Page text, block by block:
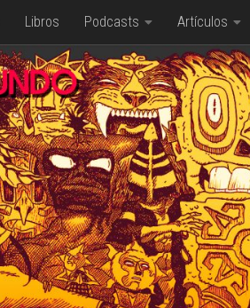
Libros Podcasts Artículos